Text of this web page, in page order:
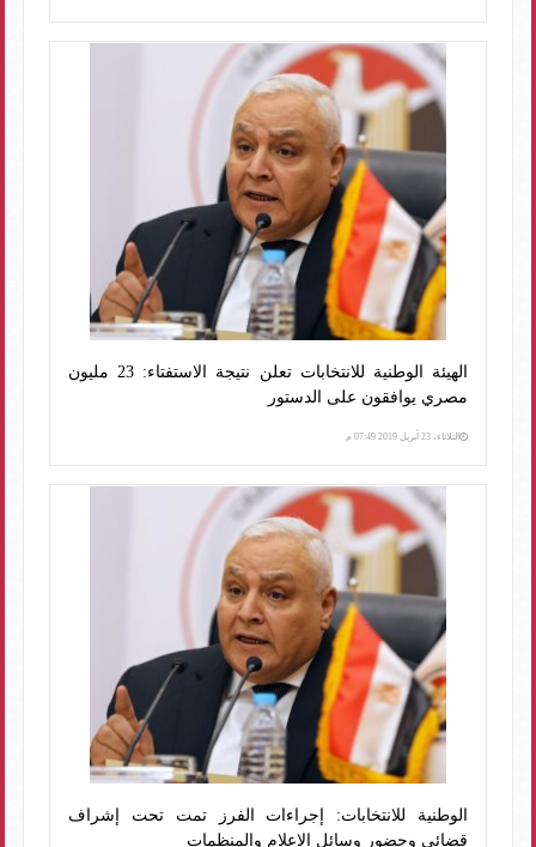
الهيئة الوطنية للانتخابات تعلن نتيجة الاستفتاء: 23 مليون
مصري يوافقون على الدستور
الثلاثاء، 23 أبريل 2019 07:49 م
الوطنية للانتخابات: إجراءات الفرز تمت تحت إشراف
قضائى وحضور وسائل الإعلام والمنظمات